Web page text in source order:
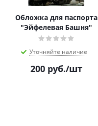
Обложка для паспорта
"Эйфелевая Башня"
Уточняйте наличие
200 руб./шт